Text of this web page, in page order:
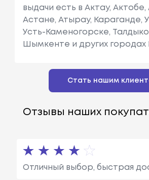
выдачи есть в Актау,
Астане, Атырау, Караганде,
Усть-Каменогорске,
Шымкенте и других городах
Стать нашим
Отзывы наших
Отличный выбор, быстрая